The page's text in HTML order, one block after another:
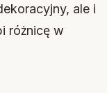
ale i
różnicę w